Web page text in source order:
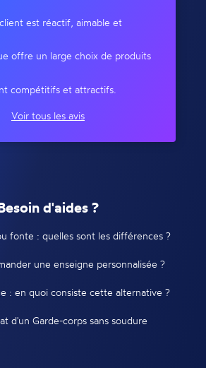
est réactif, aimable et
offre un large choix de produits
compétitifs et attractifs.
Voir tous les avis
d'aides ?
fonte : quelles sont les différences ?
une enseigne personnalisée ?
: en quoi consiste cette alternative ?
d'un Garde-corps sans soudure